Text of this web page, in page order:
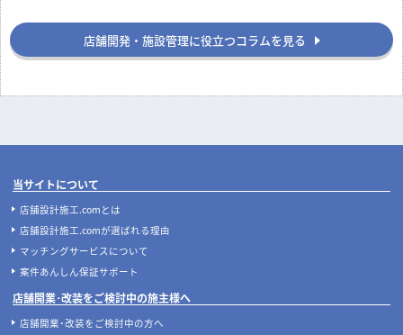
店舗開発・施設管理に役立つコラムを見る
当サイトについて
店舗設計施工.comとは
店舗設計施工.comが選ばれる理由
マッチングサービスについて
案件あんしん保証サポート
店舗開業･改装をご検討中の施主様へ
店舗開業･改装をご検討中の方へ